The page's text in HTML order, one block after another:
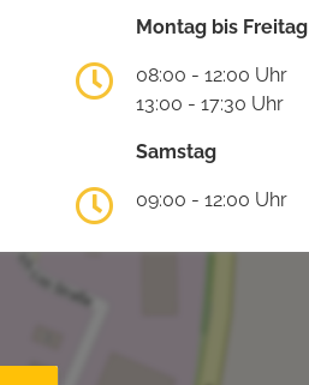
Montag bis Freitag
08:00 - 12:00 Uhr
13:00 - 17:30 Uhr
Samstag
09:00 - 12:00 Uhr